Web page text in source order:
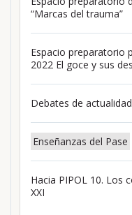
“Marcas del trauma”
Espacio preparatorio
2022 El goce y sus
Debates de
Enseñanzas del Pase
Hacia PIPOL 10. Los
XXI